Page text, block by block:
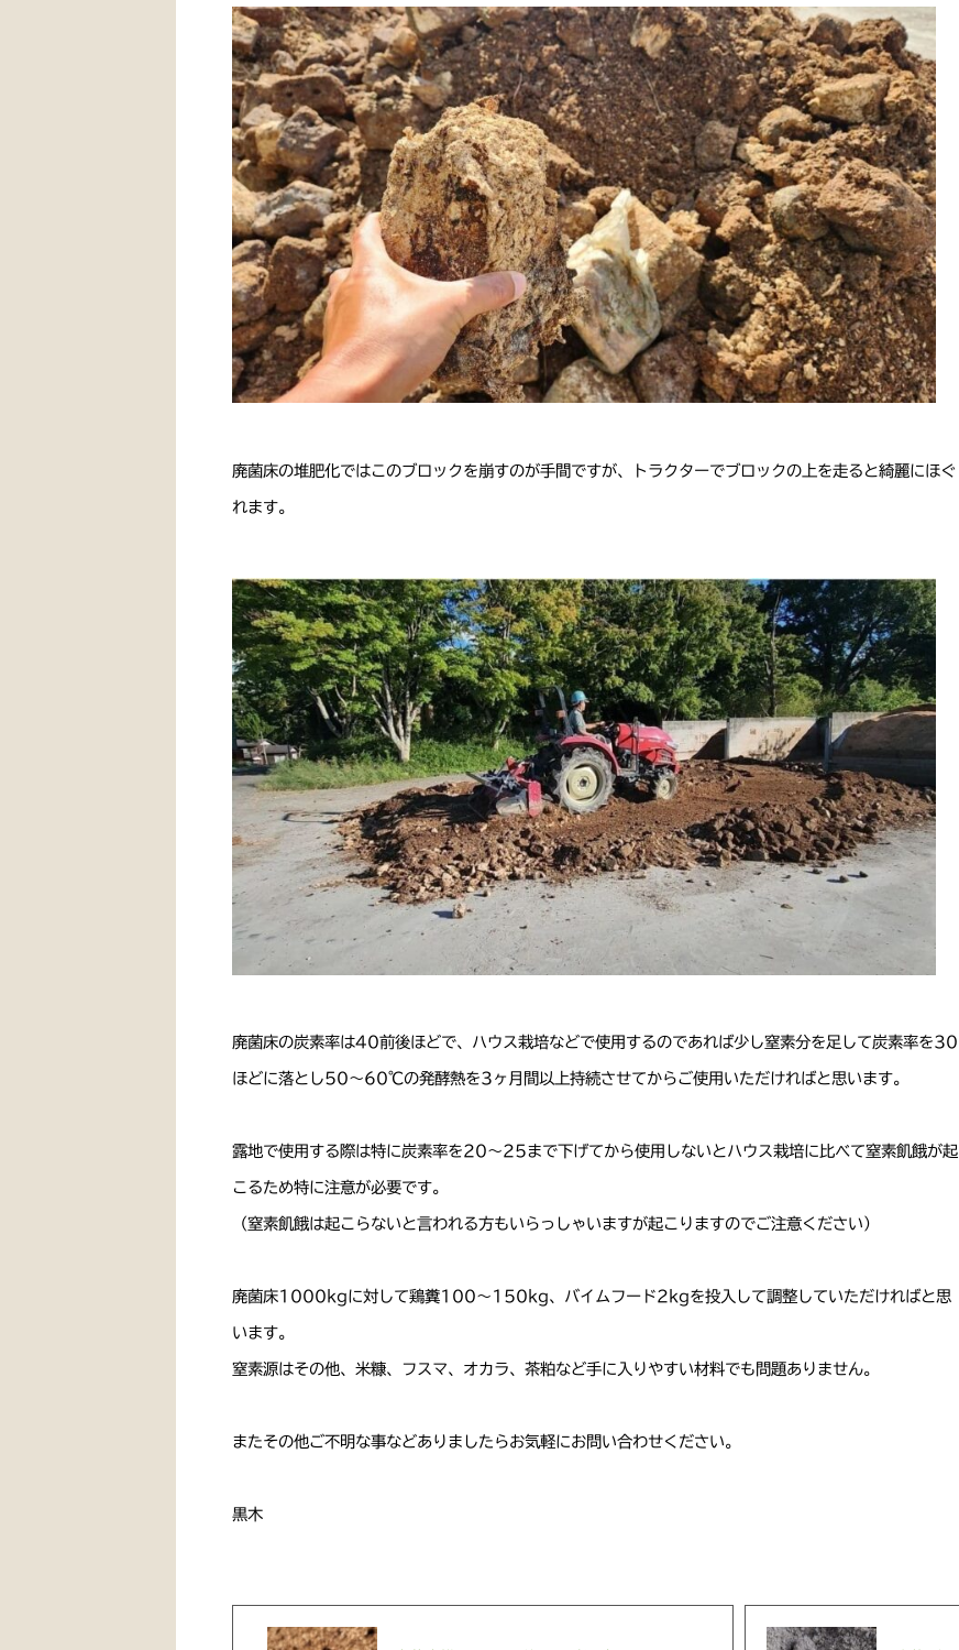
廃菌床の堆肥化ではこのブロックを崩すのが手間ですが、トラクターでブロックの上を走ると綺麗にほぐ
れます。
廃菌床の炭素率は40前後ほどで、ハウス栽培などで使用するのであれば少し窒素分を足して炭素率を30
ほどに落とし50〜60℃の発酵熱を3ヶ月間以上持続させてからご使用いただければと思います。
露地で使用する際は特に炭素率を20〜25まで下げてから使用しないとハウス栽培に比べて窒素飢餓が起
こるため特に注意が必要です。
（窒素飢餓は起こらないと言われる方もいらっしゃいますが起こりますのでご注意ください）
廃菌床1000kgに対して鶏糞100〜150kg、バイムフード2kgを投入して調整していただければと思
います。
窒素源はその他、米糠、フスマ、オカラ、茶粕など手に入りやすい材料でも問題ありません。
またその他ご不明な事などありましたらお気軽にお問い合わせください。
黒木